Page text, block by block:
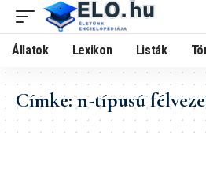
Állatok Lexikon Listák
Címke:n-típusú